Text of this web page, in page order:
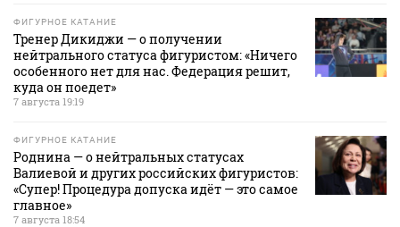
ФИГУРНОЕ КАТАНИЕ
Тренер Дикиджи — о получении
нейтрального статуса фигуристом: «Ничего
особенного нет для нас. Федерация решит,
куда он поедет»
7 августа 19:19
ФИГУРНОЕ КАТАНИЕ
Роднина — о нейтральных статусах
Валиевой и других российских фигуристов:
«Супер! Процедура допуска идёт — это самое
главное»
7 августа 18:54